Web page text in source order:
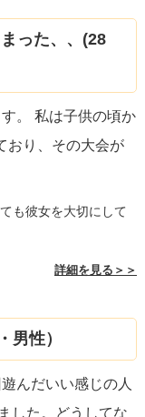
った、、(28
。 私は子供の頃か
おり、その大会が
も彼女を大切にして
詳細を見る＞＞
男性）
んだいい感じの人
した。どうしてな